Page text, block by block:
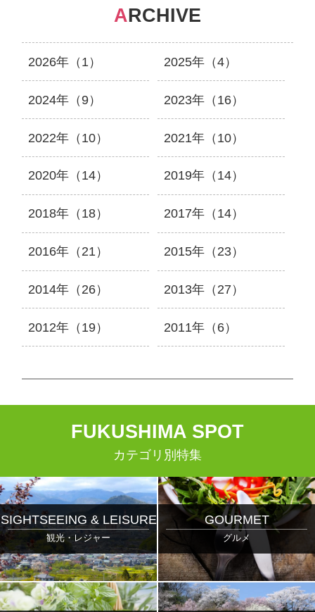
ARCHIVE
2026年（1） 2025年（4）
2024年（9） 2023年（16）
2022年（10） 2021年（10）
2020年（14） 2019年（14）
2018年（18） 2017年（14）
2016年（21） 2015年（23）
2014年（26） 2013年（27）
2012年（19） 2011年（6）
FUKUSHIMA SPOT
カテゴリ別特集
SIGHTSEEING & LEISURE
観光・レジャー
GOURMET
グルメ